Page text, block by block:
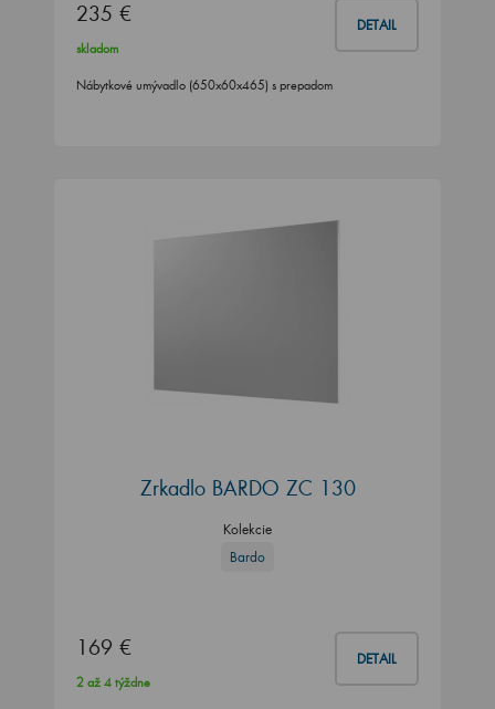
235 € DETAIL
skladom
Nábytkové umývadlo (650x60x465) s prepadom
Zrkadlo BARDO ZC 130
Kolekcie
Bardo
169 € DETAIL
2 až 4 týždne